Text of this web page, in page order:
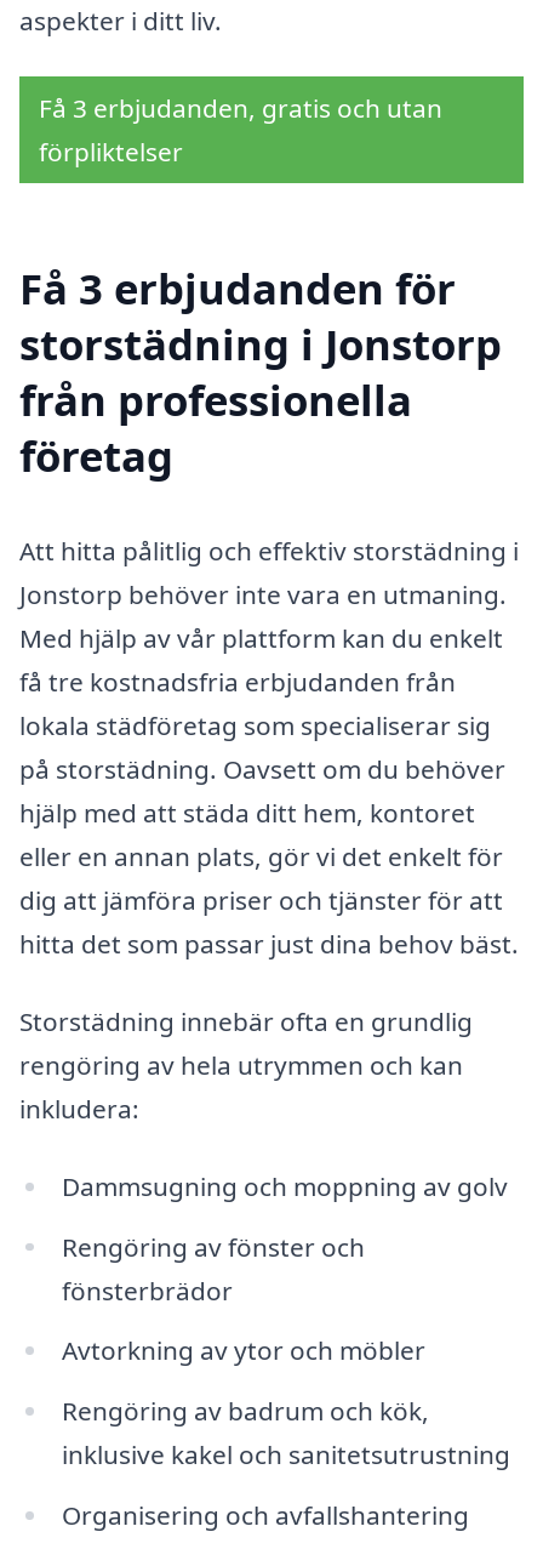
aspekter i ditt liv.
Få 3 erbjudanden, gratis och utan
förpliktelser
Få 3 erbjudanden för
storstädning i Jonstorp
från professionella
företag
Att hitta pålitlig och effektiv storstädning i
Jonstorp behöver inte vara en utmaning.
Med hjälp av vår plattform kan du enkelt
få tre kostnadsfria erbjudanden från
lokala städföretag som specialiserar sig
på storstädning. Oavsett om du behöver
hjälp med att städa ditt hem, kontoret
eller en annan plats, gör vi det enkelt för
dig att jämföra priser och tjänster för att
hitta det som passar just dina behov bäst.
Storstädning innebär ofta en grundlig
rengöring av hela utrymmen och kan
inkludera:
Dammsugning och moppning av golv
Rengöring av fönster och
fönsterbrädor
Avtorkning av ytor och möbler
Rengöring av badrum och kök,
inklusive kakel och sanitetsutrustning
Organisering och avfallshantering